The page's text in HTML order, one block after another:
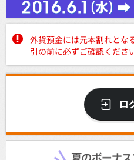
外貨預金には元本割れとな
引の前に必ずご確認くださ
ロ